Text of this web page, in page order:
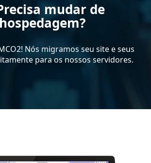
mudar de
hospedagem?
Nós migramos seu site e seus
para os nossos servidores.